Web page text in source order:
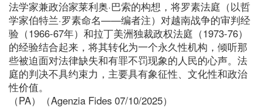
法学家兼政治家莱利奥·巴索的构想，将罗素法庭（以哲
学家伯特兰·罗素命名——编者注）对越南战争的审判经
验（1966-67年）和拉丁美洲独裁政权法庭（1973-76）
的经验结合起来，将其转化为一个永久性机构，倾听那
些被迫面对法律缺失和有罪不罚现象的人民的心声。法
庭的判决不具约束力，主要具有象征性、文化性和政治
性价值。
（PA）（Agenzia Fides 07/10/2025）